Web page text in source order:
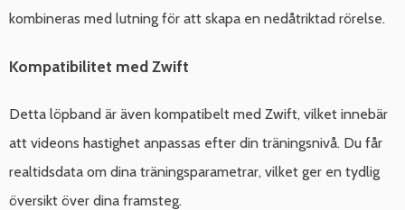
kombineras med lutning för att skapa en nedåtriktad rörelse.
Kompatibilitet med Zwift
Detta löpband är även kompatibelt med Zwift, vilket innebär
att videons hastighet anpassas efter din träningsnivå. Du får
realtidsdata om dina träningsparametrar, vilket ger en tydlig
översikt över dina framsteg.